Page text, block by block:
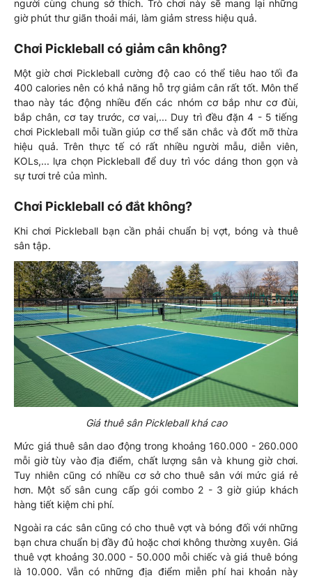
người cùng chung sở thích. Trò chơi này sẽ mang lại những
giờ phút thư giãn thoải mái, làm giảm stress hiệu quả.
Chơi Pickleball có giảm cân không?
Một giờ chơi Pickleball cường độ cao có thể tiêu hao tối đa
400 calories nên có khả năng hỗ trợ giảm cân rất tốt. Môn thể
thao này tác động nhiều đến các nhóm cơ bắp như cơ đùi,
bắp chân, cơ tay trước, cơ vai,... Duy trì đều đặn 4 - 5 tiếng
chơi Pickleball mỗi tuần giúp cơ thể săn chắc và đốt mỡ thừa
hiệu quả. Trên thực tế có rất nhiều người mẫu, diễn viên,
KOLs,... lựa chọn Pickleball để duy trì vóc dáng thon gọn và
sự tươi trẻ của mình.
Chơi Pickleball có đắt không?
Khi chơi Pickleball bạn cần phải chuẩn bị vợt, bóng và thuê
sân tập.
Giá thuê sân Pickleball khá cao
Mức giá thuê sân dao động trong khoảng 160.000 - 260.000
mỗi giờ tùy vào địa điểm, chất lượng sân và khung giờ chơi.
Tuy nhiên cũng có nhiều cơ sở cho thuê sân với mức giá rẻ
hơn. Một số sân cung cấp gói combo 2 - 3 giờ giúp khách
hàng tiết kiệm chi phí.
Ngoài ra các sân cũng có cho thuê vợt và bóng đối với những
bạn chưa chuẩn bị đầy đủ hoặc chơi không thường xuyên. Giá
thuê vợt khoảng 30.000 - 50.000 mỗi chiếc và giá thuê bóng
là 10.000. Vẫn có những địa điểm miễn phí hai khoản này